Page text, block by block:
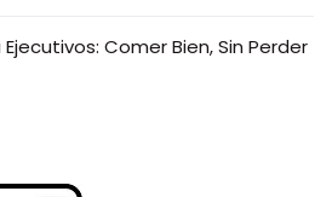
Comer Bien, Sin Perder